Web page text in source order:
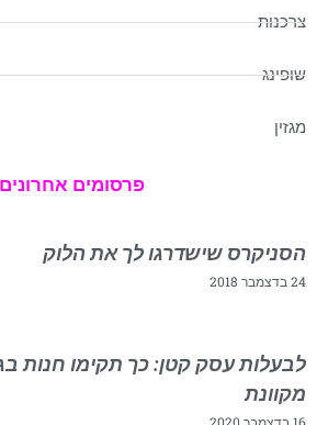
צרכנות
שופינג
מגזין
פרסומים אחרונים
הסניקרס שישדרגו לך את הלוק
24 בדצמבר 2018
לבעלות עסק קטן: כך תקימו חנות
מקוונת
16 בדצמבר 2020